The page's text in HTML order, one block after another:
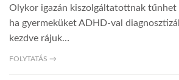
Olykor igazán kiszolgáltatottnak tűnhet
ha gyermeküket ADHD-val
kezdve rájuk…
FOLYTATÁS →